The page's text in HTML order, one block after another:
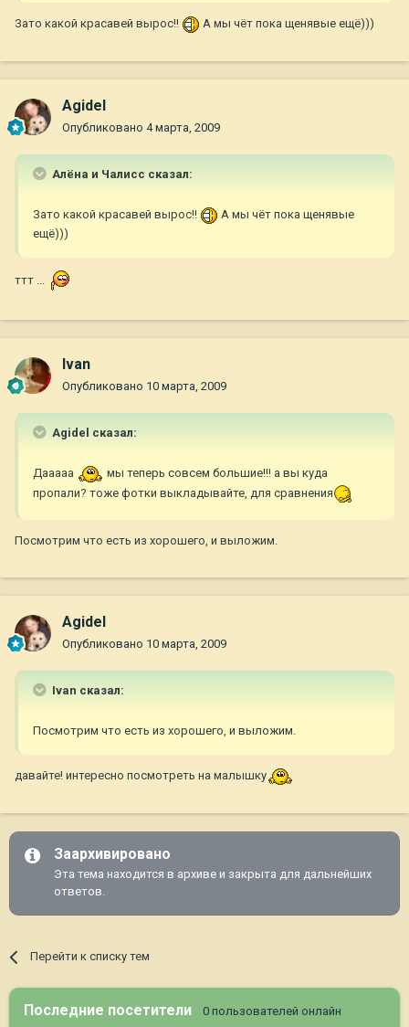
Зато какой красавей вырос!! А мы чёт пока щенявые ещё)))
Agidel
Опубликовано 4 марта, 2009
Алёна и Чалисс сказал:
Зато какой красавей вырос!!
А мы чёт пока щенявые
ещё)))
ттт ...
Ivan
Опубликовано 10 марта, 2009
Agidel сказал:
Дааааа
мы теперь совсем большие!!! а вы куда
пропали? тоже фотки выкладывайте, для сравнения
Посмотрим что есть из хорошего, и выложим.
Agidel
Опубликовано 10 марта, 2009
Ivan сказал:
Посмотрим что есть из хорошего, и выложим.
давайте! интересно посмотреть на малышку
Заархивировано
Эта тема находится в архиве и закрыта для дальнейших
ответов.
Перейти к списку тем
Последние посетители 0 пользователей онлайн